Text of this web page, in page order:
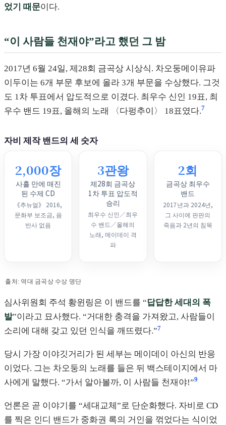
었기 때문이다.
“이 사람들 천재야”라고 했던 그 밤
2017년 6월 24일, 제28회 금곡상 시상식. 차오둥메이유파
이두이는 6개 부문 후보에 올라 3개 부문을 수상했다. 그것
도 1차 투표에서 압도적으로 이겼다. 최우수 신인 19표, 최
우수 밴드 19표, 올해의 노래 〈다펑추이〉 18표였다.7
자비 제작 밴드의 세 숫자
2,000장
사흘 만에 매진
된 수제 CD
《추뉴얼》 2016,
문화부 보조금, 음
반사 없음
3관왕
제28회 금곡상
1차 투표 압도적
승리
최우수 신인／최우
수 밴드／올해의
노래, 메이데이 격
파
2회
금곡상 최우수
밴드
2017년과 2024년,
그 사이에 판판의
죽음과 2년의 침묵
출처: 역대 금곡상 수상 명단
심사위원회 주석 황윈링은 이 밴드를 “답답한 세대의 폭
발”이라고 묘사했다. “거대한 충격을 가져왔고, 사람들이
소리에 대해 갖고 있던 인식을 깨뜨렸다.”7
당시 가장 이야깃거리가 된 세부는 메이데이 아신의 반응
이었다. 그는 차오둥의 노래를 들은 뒤 백스테이지에서 마
사에게 말했다. “가서 알아볼까, 이 사람들 천재야!”9
언론은 곧 이야기를 “세대교체”로 단순화했다. 자비로 CD
를 찍은 인디 밴드가 중화권 록의 거인을 꺾었다는 식이었